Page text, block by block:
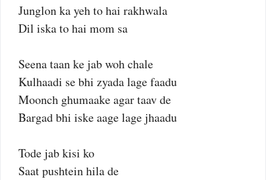
Junglon ka yeh to hai rakhwala
Dil iska to hai mom sa
Seena taan ke jab woh chale
Kulhaadi se bhi zyada lage faadu
Moonch ghumaake agar taav de
Bargad bhi iske aage lage jhaadu
Tode jab kisi ko
Saat pushtein hila de